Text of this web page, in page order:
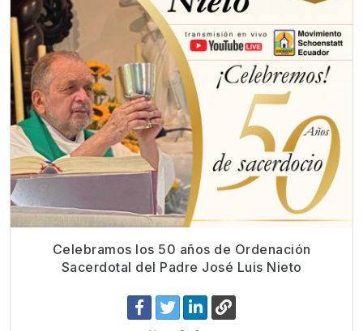
Celebramos los 50 años de Ordenación
Sacerdotal del Padre José Luis Nieto